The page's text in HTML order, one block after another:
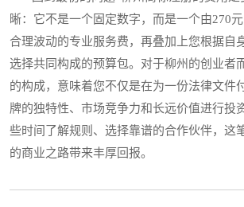
晰：它不是一个固定数字，而是一个由270
合理波动的专业服务费，再叠加上您根据自
选择共同构成的预算包。对于柳州的创业者
的构成，意味着您不仅是在为一份法律文件
牌的独特性、市场竞争力和长远价值进行投
些时间了解规则、选择靠谱的合作伙伴，这
的商业之路带来丰厚回报。